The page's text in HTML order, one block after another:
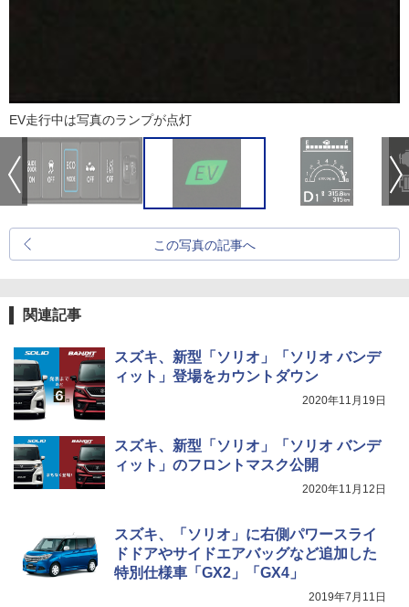
EV走行中は写真のランプが点灯
この写真の記事へ
関連記事
スズキ、新型「ソリオ」「ソリオ バンデ
ィット」登場をカウントダウン
2020年11月19日
スズキ、新型「ソリオ」「ソリオ バンデ
ィット」のフロントマスク公開
2020年11月12日
スズキ、「ソリオ」に右側パワースライ
ドドアやサイドエアバッグなど追加した
特別仕様車「GX2」「GX4」
2019年7月11日